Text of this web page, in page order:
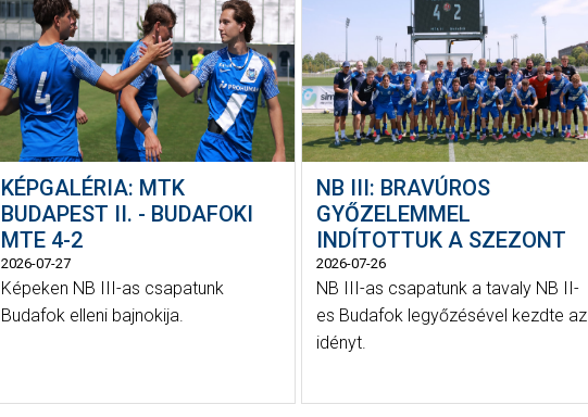
KÉPGALÉRIA: MTK
BUDAPEST II. - BUDAFOKI
MTE 4-2
2026-07-27
Képeken NB III-as csapatunk
Budafok elleni bajnokija.
NB III: BRAVÚROS
GYŐZELEMMEL
INDÍTOTTUK A SZEZONT
2026-07-26
NB III-as csapatunk a tavaly NB II-
es Budafok legyőzésével kezdte az
idényt.